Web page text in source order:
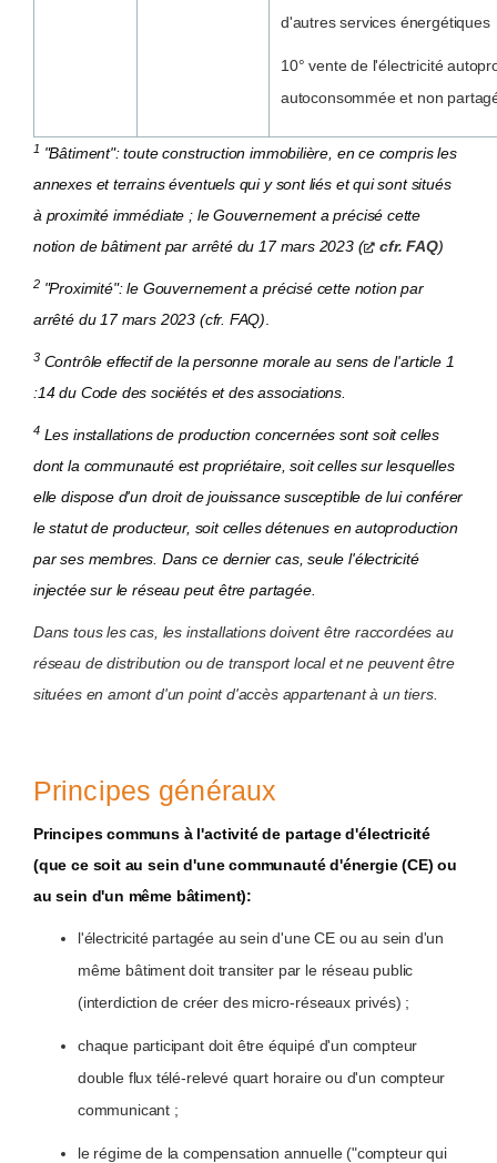
d'autres services énergétiques
10° vente de l'électricité
autoconsommée et non
1 "Bâtiment": toute construction immobilière, en ce compris les
annexes et terrains éventuels qui y sont liés et qui sont situés
à proximité immédiate ; le Gouvernement a précisé cette
notion de bâtiment par arrêté du 17 mars 2023 (
cfr. FAQ)
2"Proximité": le Gouvernement a précisé cette notion par
arrêté du 17 mars 2023 (cfr. FAQ)
3Contrôle effectif de la personne morale au sens de l'article 1
:14 du Code des sociétés et des associations.
4Les installations de production concernées sont soit celles
dont la communauté est propriétaire, soit celles sur lesquelles
elle dispose d'un droit de jouissance susceptible de lui conférer
le statut de producteur, soit celles détenues en autoproduction
par ses membres. Dans ce dernier cas, seule l'électricité
injectée sur le réseau peut être partagée.
Dans tous les cas, les installations doivent être raccordées au
réseau de distribution ou de transport local et ne peuvent être
situées en amont d'un point d'accès appartenant à un tiers.
Principes généraux
Principes communs à l'activité de partage d'électricité
(que ce soit au sein d'une communauté d'énergie (CE) ou
au sein d'un même bâtiment):
l'électricité partagée au sein d'une CE ou au sein d'un
même bâtiment doit transiter par le réseau public
(interdiction de créer des micro-réseaux privés) ;
chaque participant doit être équipé d'un compteur
double flux télé-relevé quart horaire ou d'un compteur
communicant ;
le régime de la compensation annuelle ("compteur qui